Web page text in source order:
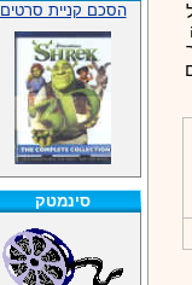
הסכם קניית סרטים
סינמטק